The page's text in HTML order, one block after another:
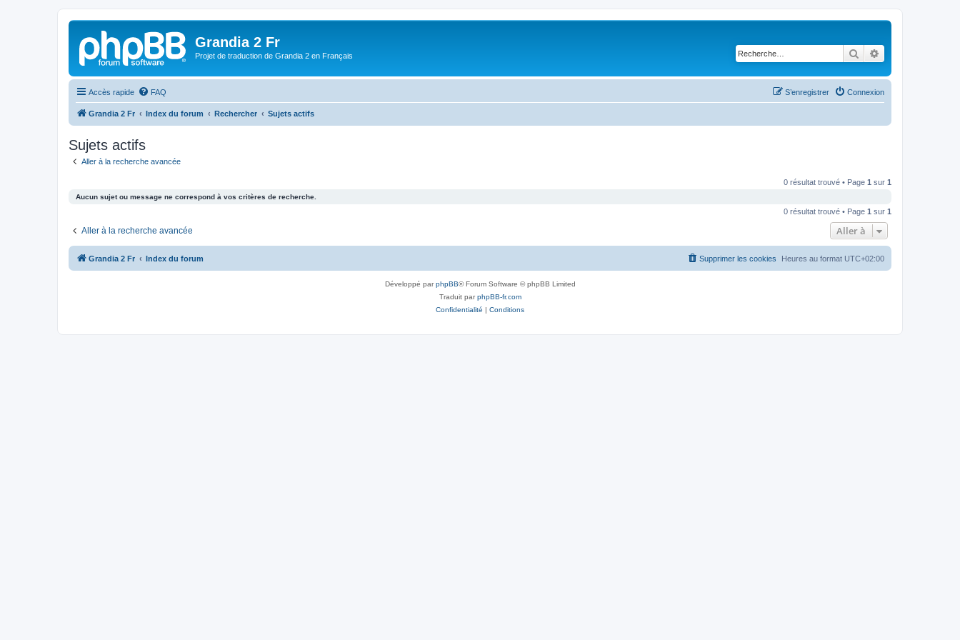
Grandia 2 Fr
Projet de traduction de Grandia 2 en Français Rechercher
Accès rapide FAQ Connexion
S’enregistrer
Grandia 2 Fr Index du forum Rechercher Sujets actifs
Sujets actifs
Aller à la recherche avancée
0 résultat trouvé • Page 1 sur 1
Aucun sujet ou message ne correspond à vos critères de recherche.
0 résultat trouvé • Page 1 sur 1
Aller à la recherche avancée Aller à
Grandia 2 Fr Index du forum Heures au format UTC+02:00
Supprimer les cookies
Développé parphpBB® Forum Software © phpBB Limited
Traduit parphpBB-fr.com
Confidentialité | Conditions